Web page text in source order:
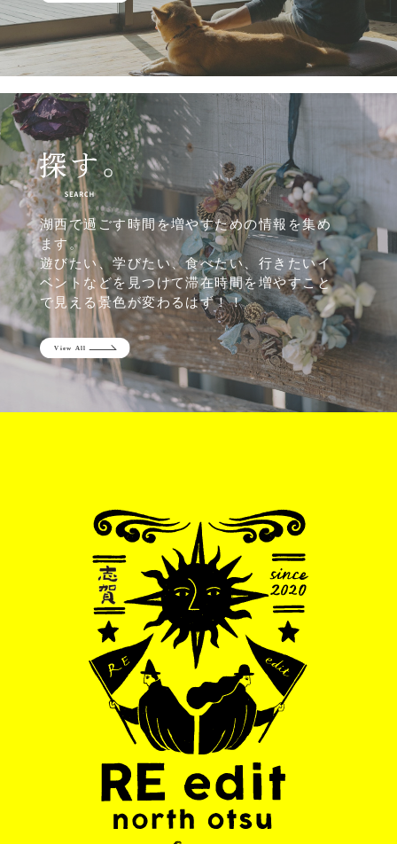
湖西で過ごす時間を増やすための情報を集め
ます。
遊びたい、学びたい、食べたい、行きたいイ
ベントなどを見つけて滞在時間を増やすこと
で見える景色が変わるはず！！